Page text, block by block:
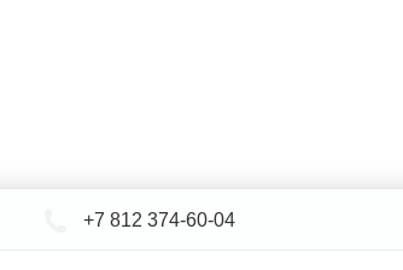
+7 812 374-60-04